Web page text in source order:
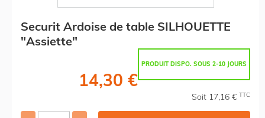
Securit Ardoise de table SILHOUETTE
"Assiette"
PRODUIT DISPO. SOUS 2-10 JOURS
14,30 €
Soit 17,16 € TTC